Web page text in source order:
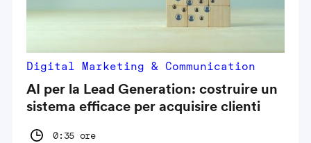
Digital Marketing & Communication
AI per la Lead Generation: costruire un
sistema efficace per acquisire clienti
0:35 ore